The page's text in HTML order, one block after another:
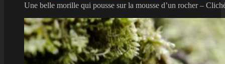
Une belle morille qui pousse sur la mousse d’un rocher –